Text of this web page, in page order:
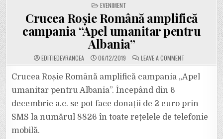
POSTED
IN
EVENIMENT
Crucea Roșie Română amplifică
campania “Apel umanitar pentru
Albania”
EDITIEDEVRANCEA 06/12/2019 LEAVE A COMMENTON
CRUCEA
ROMÂNĂ
AMPLIFICĂ
UMANITAR
PENTRU
Crucea Roșie Română amplifică campania „Apel
umanitar pentru Albania”. Începând din 6
decembrie a.c. se pot face donații de 2 euro prin
SMS la numărul 8826 în toate rețelele de telefonie
mobilă.